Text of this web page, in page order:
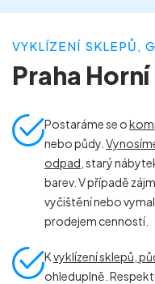
VYKLÍZENÍ SKLEPŮ,
Praha
Postaráme se o
nebo půdy.
odpad , starý
barev. V případě
vyčištění nebo
prodejem cenností.
Kvyklízení sklepů,
ohleduplně.